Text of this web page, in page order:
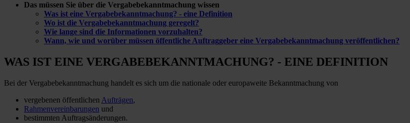
Das müssen Sie über die Vergabebekanntmachung wissen
Was ist eine Vergabebekanntmachung? - eine Definition
Wo ist die Vergabebekanntmachung geregelt?
Wie lange sind die Informationen vorzuhalten?
Wann, wie und worüber müssen öffentliche Auftraggeber eine Vergabebekanntmachung veröffentlichen?
WAS IST EINE VERGABEBEKANNTMACHUNG? - EINE DEFINITION
Bei der Vergabebekanntmachung handelt es sich um die nationale oder europaweite Bekanntmachung von
vergebenen öffentlichen Aufträgen,
Rahmenvereinbarungen und
bestimmten Auftragsänderungen.